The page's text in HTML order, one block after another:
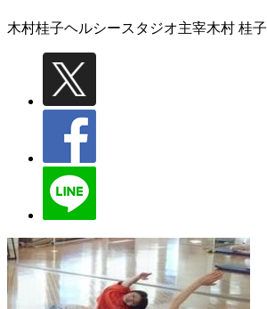
木村桂子ヘルシースタジオ主宰木村 桂子